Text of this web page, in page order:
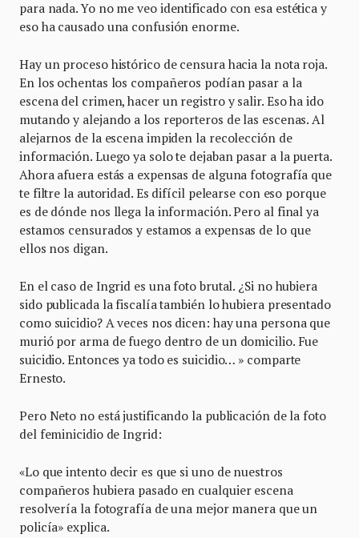
para nada. Yo no me veo identificado con esa estética y
eso ha causado una confusión enorme.
Hay un proceso histórico de censura hacia la nota roja.
En los ochentas los compañeros podían pasar a la
escena del crimen, hacer un registro y salir. Eso ha ido
mutando y alejando a los reporteros de las escenas. Al
alejarnos de la escena impiden la recolección de
información. Luego ya solo te dejaban pasar a la puerta.
Ahora afuera estás a expensas de alguna fotografía que
te filtre la autoridad. Es difícil pelearse con eso porque
es de dónde nos llega la información. Pero al final ya
estamos censurados y estamos a expensas de lo que
ellos nos digan.
En el caso de Ingrid es una foto brutal. ¿Si no hubiera
sido publicada la fiscalía también lo hubiera presentado
como suicidio? A veces nos dicen: hay una persona que
murió por arma de fuego dentro de un domicilio. Fue
suicidio. Entonces ya todo es suicidio… » comparte
Ernesto.
Pero Neto no está justificando la publicación de la foto
del feminicidio de Ingrid:
«Lo que intento decir es que si uno de nuestros
compañeros hubiera pasado en cualquier escena
resolvería la fotografía de una mejor manera que un
policía» explica.